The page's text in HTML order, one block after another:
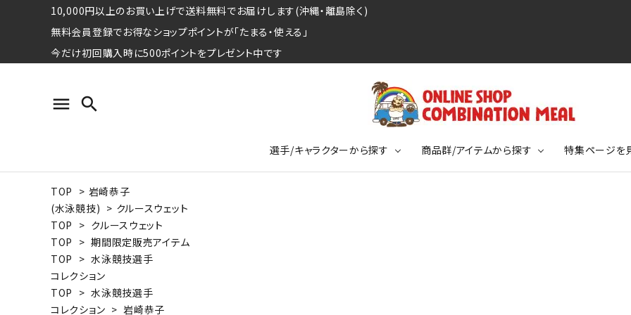
10,000円以上のお買い上げで送料無料でお届けします(沖縄・離島除く)
無料会員登録でお得なショップポイントが「たまる・使える」
今だけ初回購入時に500ポイントをプレゼント中です
menu search
選手/キャラクターから探す
プロ野球選手コレクション
日本プロサッカー選手会シリーズ
水泳競技選手コレクション
商品群/アイテムから探す
Tシャツ
パーカー
期間限定販売アイテム
特集ページを
特集ページ
ウォーレン･クロマティ
特集ページ
競走馬コレクション
TOP > 岩崎恭子
(水泳競技) > クルースウェット
TOP > クルースウェット
TOP > 期間限定販売アイテム
TOP > 水泳競技選手
コレクション
TOP > 水泳競技選手
コレクション > 岩崎恭子